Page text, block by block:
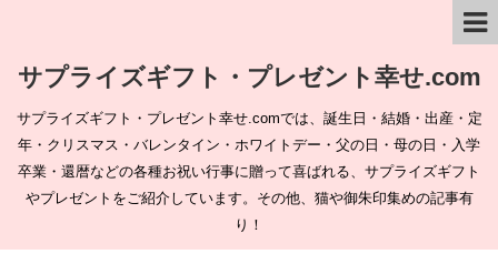
サプライズギフト・プレゼント幸せ.com
サプライズギフト・プレゼント幸せ.comでは、誕生日・結婚・出産・定
年・クリスマス・バレンタイン・ホワイトデー・父の日・母の日・入学
卒業・還暦などの各種お祝い行事に贈って喜ばれる、サプライズギフト
やプレゼントをご紹介しています。その他、猫や御朱印集めの記事有
り！